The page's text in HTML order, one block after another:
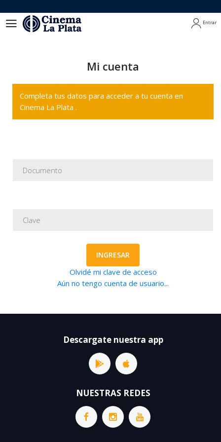
Entrar
Mi cuenta
Completa tus datos para acceder a tu cuenta en
Cinema La Plata .
INGRESAR
Olvidé mi clave de acceso
Aún no tengo cuenta de usuario...
Descargate nuestra app
NUESTRAS REDES